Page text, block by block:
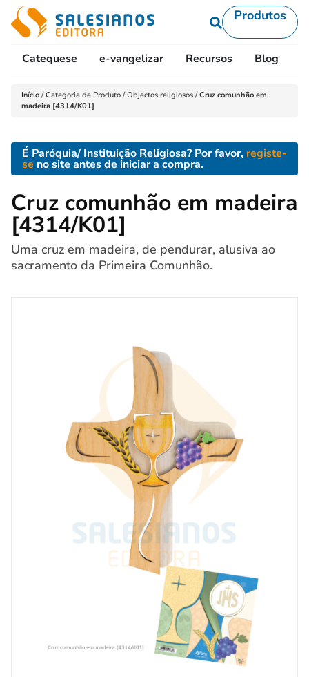
Produtos
Catequese e-vangelizar Recursos Blog
Início /Categoria de Produto /Objectos religiosos /Cruz comunhão em
madeira [4314/K01]
É Paróquia/ Instituição Religiosa? Por favor, registe-
se no site antes de iniciar a compra.
Cruz comunhão em madeira
[4314/K01]
Uma cruz em madeira, de pendurar, alusiva ao
sacramento da Primeira Comunhão.